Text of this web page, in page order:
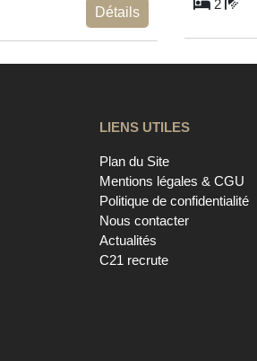
Détails
2
LIENS UTILES
Plan du Site
Mentions légales & CGU
Politique de confidentialité
Nous contacter
Actualités
C21 recrute